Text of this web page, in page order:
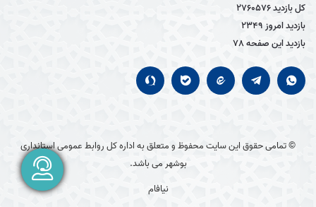
کل بازدید2760576
بازدید امروز2349
بازدید این صفحه78
© تمامی حقوق این سایت محفوظ و متعلق به اداره کل روابط عمومی استانداری
بوشهر می باشد.
نیافام